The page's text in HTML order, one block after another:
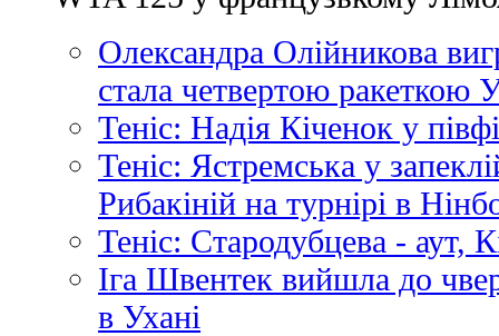
Олександра Олійникова
стала четвертою ракеткою
Теніс: Надія Кіченок у
Теніс: Ястремська у
Рибакіній на турнірі в
Теніс: Стародубцева - аут,
Іга Швентек вийшла до
в Ухані